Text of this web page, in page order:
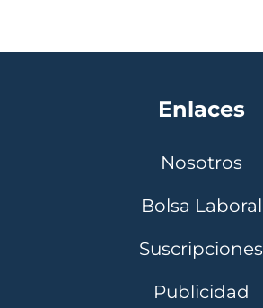
Enlaces
Nosotros
Bolsa Laboral
Suscripciones
Publicidad